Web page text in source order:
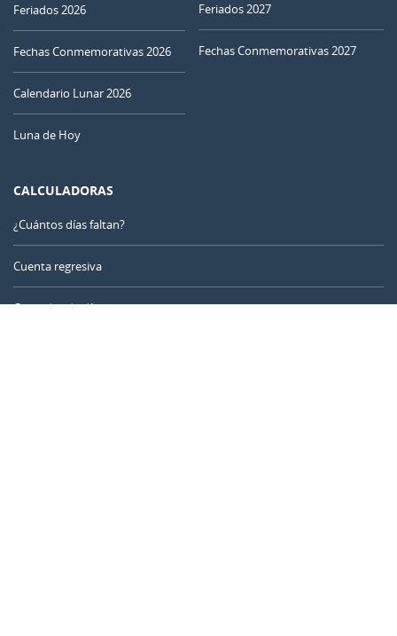
Feriados 2026
Fechas Conmemorativas 2026
Calendario Lunar 2026
Luna de Hoy
Feriados 2027
Fechas Conmemorativas 2027
CALCULADORAS
¿Cuántos días faltan?
Cuenta regresiva
Contador de días